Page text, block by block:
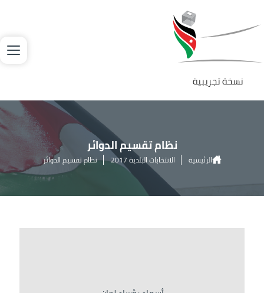
تجاوز إلى المحتوى الرئيسي
نسخة تجريبية
نظام تقسيم الدوائر
الرئيسية الانتخابات البلدية 2017 نظام تقسيم الدوائر